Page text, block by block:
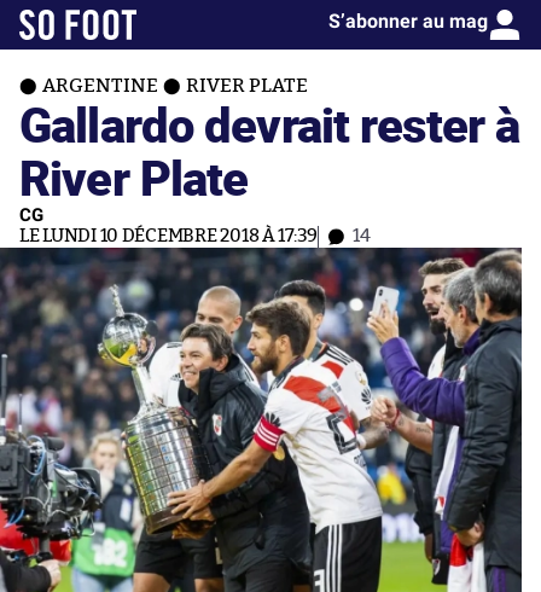
S’abonner au mag
ARGENTINE RIVER PLATE
Gallardo devrait rester à
River Plate
CG
LE LUNDI 10 DÉCEMBRE 2018 À 17:39 14